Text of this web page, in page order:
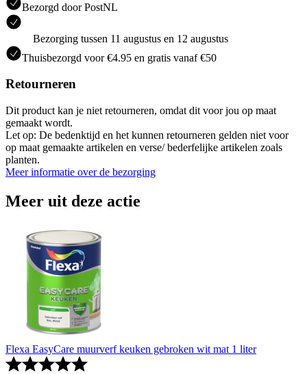
Bezorgd door PostNL
Bezorging tussen 11 augustus en 12 augustus
Thuisbezorgd voor €4.95 en gratis vanaf €50
Retourneren
Dit product kan je niet retourneren, omdat dit voor jou op maat
gemaakt wordt.
Let op: De bedenktijd en het kunnen retourneren gelden niet voor
op maat gemaakte artikelen en verse/ bederfelijke artikelen zoals
planten.
Meer informatie over de bezorging
Meer uit deze actie
Flexa EasyCare muurverf keuken gebroken wit mat 1 liter